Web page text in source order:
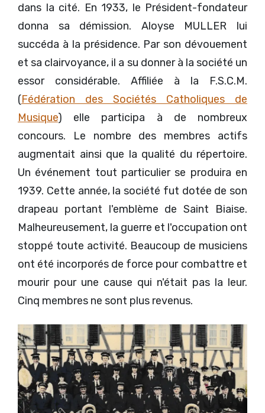
dans la cité. En 1933, le Président-fondateur
donna sa démission. Aloyse MULLER lui
succéda à la présidence. Par son dévouement
et sa clairvoyance, il a su donner à la société un
essor considérable. Affiliée à la F.S.C.M.
(Fédération des Sociétés Catholiques de
Musique) elle participa à de nombreux
concours. Le nombre des membres actifs
augmentait ainsi que la qualité du répertoire.
Un événement tout particulier se produira en
1939. Cette année, la société fut dotée de son
drapeau portant l'emblème de Saint Biaise.
Malheureusement, la guerre et l'occupation ont
stoppé toute activité. Beaucoup de musiciens
ont été incorporés de force pour combattre et
mourir pour une cause qui n'était pas la leur.
Cinq membres ne sont plus revenus.